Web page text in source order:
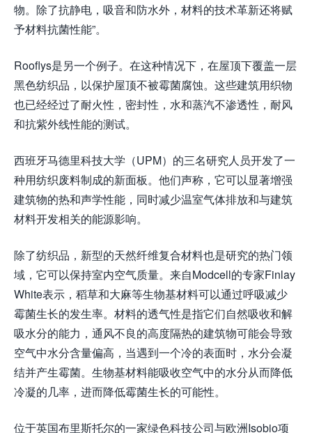
物。除了抗静电，吸音和防水外，材料的技术革新还将赋
予材料抗菌性能”。
Rooflys是另一个例子。在这种情况下，在屋顶下覆盖一层
黑色纺织品，以保护屋顶不被霉菌腐蚀。这些建筑用织物
也已经经过了耐火性，密封性，水和蒸汽不渗透性，耐风
和抗紫外线性能的测试。
西班牙马德里科技大学（UPM）的三名研究人员开发了一
种用纺织废料制成的新面板。他们声称，它可以显著增强
建筑物的热和声学性能，同时减少温室气体排放和与建筑
材料开发相关的能源影响。
除了纺织品，新型的天然纤维复合材料也是研究的热门领
域，它可以保持室内空气质量。来自Modcell的专家Finlay
White表示，稻草和大麻等生物基材料可以通过呼吸减少
霉菌生长的发生率。材料的透气性是指它们自然吸收和解
吸水分的能力，通风不良的高度隔热的建筑物可能会导致
空气中水分含量偏高，当遇到一个冷的表面时，水分会凝
结并产生霉菌。生物基材料能吸收空气中的水分从而降低
冷凝的几率，进而降低霉菌生长的可能性。
位于英国布里斯托尔的一家绿色科技公司与欧洲Isobio项